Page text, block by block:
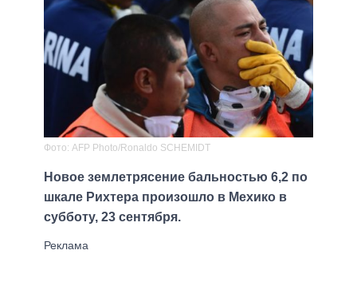
Фото: AFP Photo/Ronaldo SCHEMIDT
Новое землетрясение бальностью 6,2 по
шкале Рихтера произошло в Мехико в
субботу, 23 сентября.